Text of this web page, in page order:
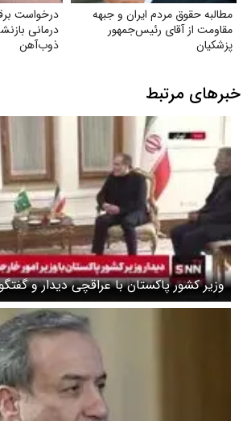
مطالبه حقوق مردم ایران و جبهه
مقاومت از آقای رئیس‌جمهور
پزشکیان
درخواست
درمانی
ذوب‌آهن
خبرهای مرتبط
وزیر کشور پاکستان با عراقچی دیدار و